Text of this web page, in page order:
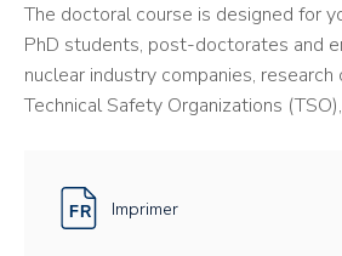
The doctoral course is designed for
PhD students, post-doctorates and
nuclear industry companies,
Technical Safety Organizations
Imprimer